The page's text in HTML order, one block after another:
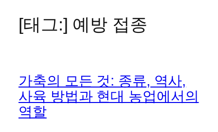
[태그:] 예방 접종
가축의 모든 것: 종류, 역사,
사육 방법과 현대 농업에서의
역할